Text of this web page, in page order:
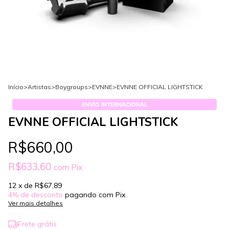
Início>Artistas>Boygroups>EVNNE>EVNNE OFFICIAL LIGHTSTICK
ENVIO INTERNACIONAL
EVNNE OFFICIAL LIGHTSTICK
R$660,00
R$633,60 com Pix
12 x de R$67,89
4% de desconto pagando com Pix
Ver mais detalhes
Frete grátis